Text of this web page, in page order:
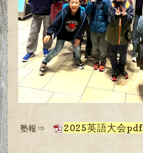
塾報⇒ 2025英語大会pdf